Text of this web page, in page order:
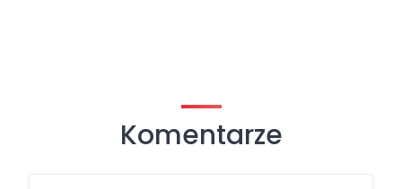
Komentarze